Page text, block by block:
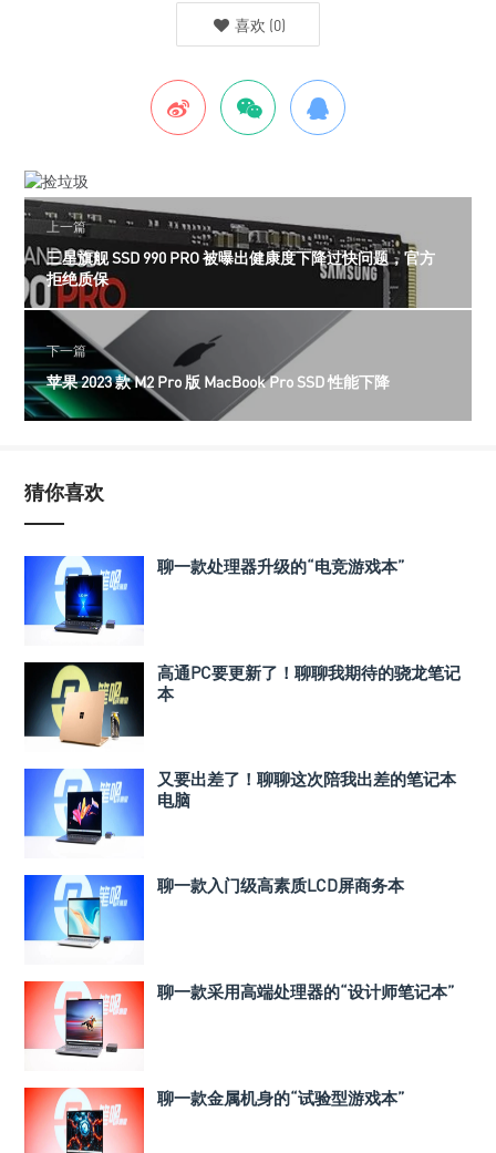
喜欢 (0)
上一篇
三星旗舰 SSD 990 PRO 被曝出健康度下降过快问题，官方
拒绝质保
下一篇
苹果 2023 款 M2 Pro 版 MacBook Pro SSD 性能下降
猜你喜欢
聊一款处理器升级的“电竞游戏本”
高通PC要更新了！聊聊我期待的骁龙笔记
本
又要出差了！聊聊这次陪我出差的笔记本
电脑
聊一款入门级高素质LCD屏商务本
聊一款采用高端处理器的“设计师笔记本”
聊一款金属机身的“试验型游戏本”